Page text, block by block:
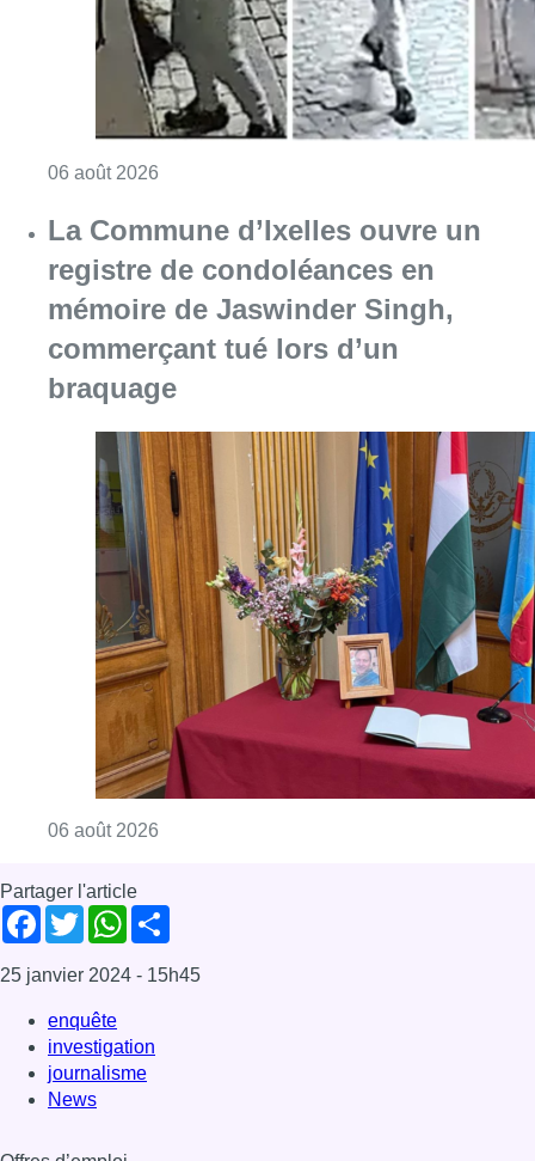
commerçant tué lors d’un
braquage
06 août 2026 Consulter l'article "La Commune d’Ixelles
Partager l'article
FacebookTwitterWhatsApp
Share
25 janvier 2024- 15h45
enquête
investigation
journalisme
News
Offres d’emploi